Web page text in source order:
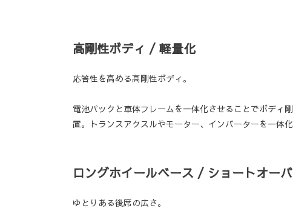
高剛性ボディ / 軽量化
応答性を高める高剛性ボディ。
電池パックと車体フレームを一体化させることでボディ
置。トランスアクスルやモーター、インバーターを一体
ロングホイールベース / ショートオー
ゆとりある後席の広さ。